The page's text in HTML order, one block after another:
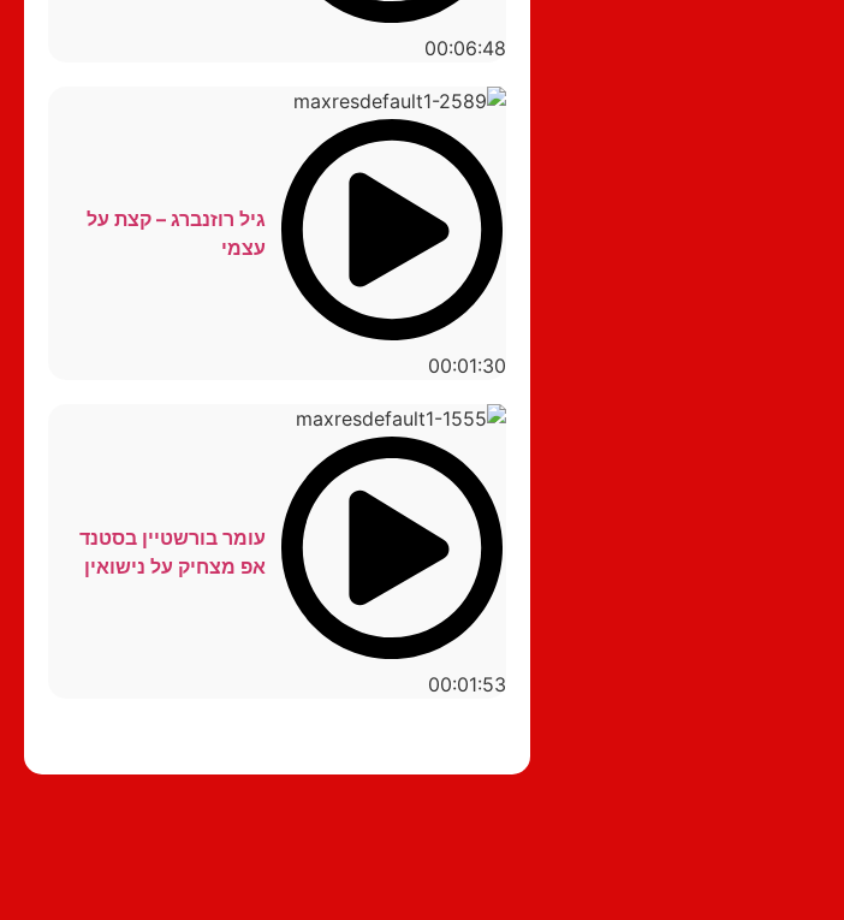
00:06:48
00:01:30
גיל רוזנברג – קצת על
עצמי
00:01:53
עומר בורשטיין בסטנד
אפ מצחיק על נישואין